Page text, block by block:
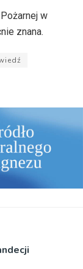
w
znana.